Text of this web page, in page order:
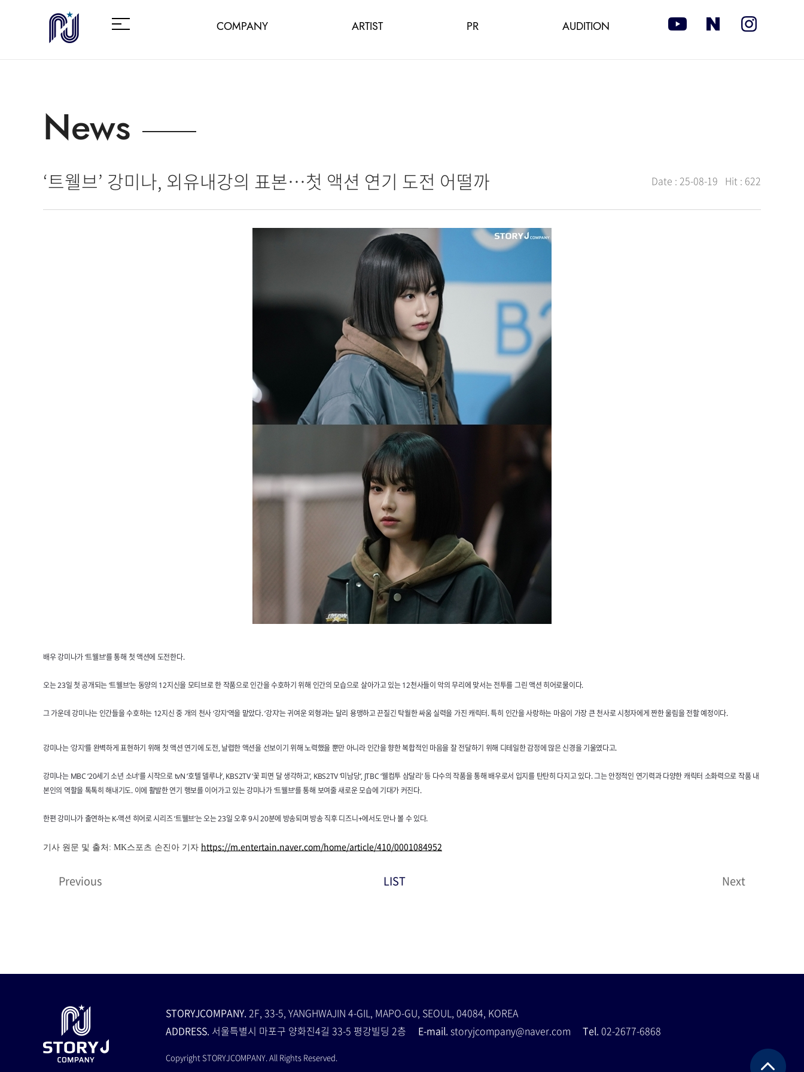
COMPANY ARTIST PR AUDITION
News
‘트웰브’ 강미나, 외유내강의 표본…첫 액션 연기 도전 어떨까 Date : 25-08-19 Hit : 622
배우 강미나가 ‘트웰브’를 통해 첫 액션에 도전한다.
오는 23일 첫 공개되는 ‘트웰브’는 동양의 12지신을 모티브로 한 작품으로 인간을 수호하기 위해 인간의 모습으로 살아가고 있는 12천사들이 악의 무리에 맞서는 전투를 그린 액션 히어로물이다.
그 가운데 강미나는 인간들을 수호하는 12지신 중 개의 천사 ‘강지’역을 맡았다. ‘강지’는 귀여운 외형과는 달리 용맹하고 끈질긴 탁월한 싸움 실력을 가진 캐릭터. 특히 인간을 사랑하는 마음이 가장 큰 천사로 시청자에게 짠한 울림을 전할 예정이다.
강미나는 ‘강지’를 완벽하게 표현하기 위해 첫 액션 연기에 도전, 날렵한 액션을 선보이기 위해 노력했을 뿐만 아니라 인간을 향한 복합적인 마음을 잘 전달하기 위해 디테일한 감정에 많은 신경을 기울였다고.
강미나는 MBC ‘20세기 소년 소녀’를 시작으로 tvN ‘호텔 델루나’, KBS2TV ‘꽃 피면 달 생각하고’, KBS2TV ‘미남당’, JTBC ‘웰컴투 삼달리’ 등 다수의 작품을 통해 배우로서 입지를 탄탄히 다지고 있다. 그는 안정적인 연기력과 다양한 캐릭터 소화력으로 작품 내
본인의 역할을 톡톡히 해내기도. 이에 활발한 연기 행보를 이어가고 있는 강미나가 ‘트웰브’를 통해 보여줄 새로운 모습에 기대가 커진다.
한편 강미나가 출연하는 K-액션 히어로 시리즈 ‘트웰브’는 오는 23일 오후 9시 20분에 방송되며 방송 직후 디즈니+에서도 만나 볼 수 있다.
기사 원문 및 출처: MK스포츠 손진아 기자 https://m.entertain.naver.com/home/article/410/0001084952
Previous LIST Next
STORYJCOMPANY. 2F, 33-5, YANGHWAJIN 4-GIL, MAPO-GU, SEOUL, 04084, KOREA
ADDRESS. 서울특별시 마포구 양화진4길 33-5 평강빌딩 2층 E-mail. storyjcompany@naver.com Tel. 02-2677-6868
Copyright STORYJCOMPANY. All Rights Reserved.